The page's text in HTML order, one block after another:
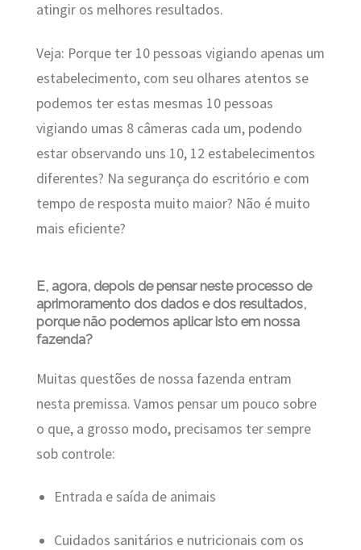
atingir os melhores resultados.
Veja: Porque ter 10 pessoas vigiando apenas um
estabelecimento, com seu olhares atentos se
podemos ter estas mesmas 10 pessoas
vigiando umas 8 câmeras cada um, podendo
estar observando uns 10, 12 estabelecimentos
diferentes? Na segurança do escritório e com
tempo de resposta muito maior? Não é muito
mais eficiente?
E, agora, depois de pensar neste processo de
aprimoramento dos dados e dos resultados,
porque não podemos aplicar isto em nossa
fazenda?
Muitas questões de nossa fazenda entram
nesta premissa. Vamos pensar um pouco sobre
o que, a grosso modo, precisamos ter sempre
sob controle:
Entrada e saída de animais
Cuidados sanitários e nutricionais com os